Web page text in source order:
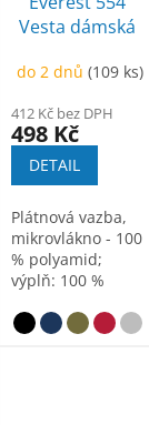
Vesta dámská
do 2 dnů(109 ks)
412 Kč bez DPH
498 Kč
DETAIL
Plátnová vazba,
mikrovlákno - 100
% polyamid;
výplň: 100 %